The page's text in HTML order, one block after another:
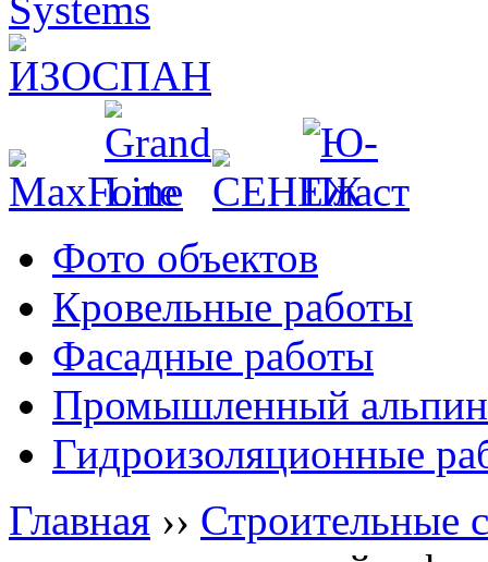
Фото объектов
Кровельные работы
Фасадные работы
Промышленный
Гидроизоляционные
Главная ›› Строительные